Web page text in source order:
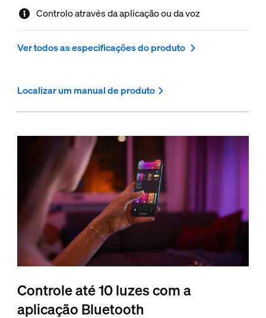
Controlo através da aplicação ou da voz
Ver todos as especificações do produto
Localizar um manual de produto
Controle até 10 luzes com a
aplicação Bluetooth